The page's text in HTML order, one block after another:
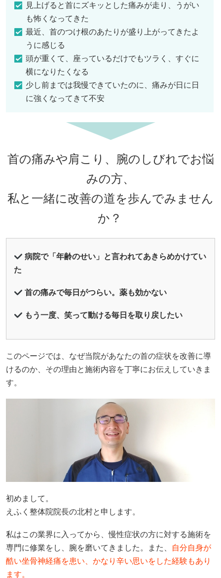
見上げると首にズキッとした痛みが走り、うがい
も怖くなってきた
最近、首のつけ根のあたりが盛り上がってきたよ
うに感じる
頭が重くて、座っているだけでもツラく、すぐに
横になりたくなる
少し前までは我慢できていたのに、痛みが日に日
に強くなってきて不安
首の痛みや肩こり、腕のしびれでお悩
みの方、
私と一緒に改善の道を歩んでみません
か？
病院で「年齢のせい」と言われてあきらめかけてい
た
首の痛みで毎日がつらい。薬も効かない
もう一度、笑って動ける毎日を取り戻したい
このページでは、なぜ当院があなたの首の症状を改善に導
けるのか、その理由と施術内容を丁寧にお伝えしていきま
す。
初めまして。
えふく整体院院長の北村と申します。
私はこの業界に入ってから、慢性症状の方に対する施術を
専門に修業をし、腕を磨いてきました。また、
自分自身が
酷い坐骨神経痛を患い、かなり辛い思いをした経験もあり
ます。